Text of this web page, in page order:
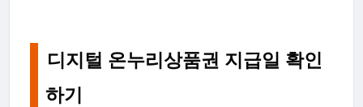
디지털 온누리상품권 지급일 확인
하기